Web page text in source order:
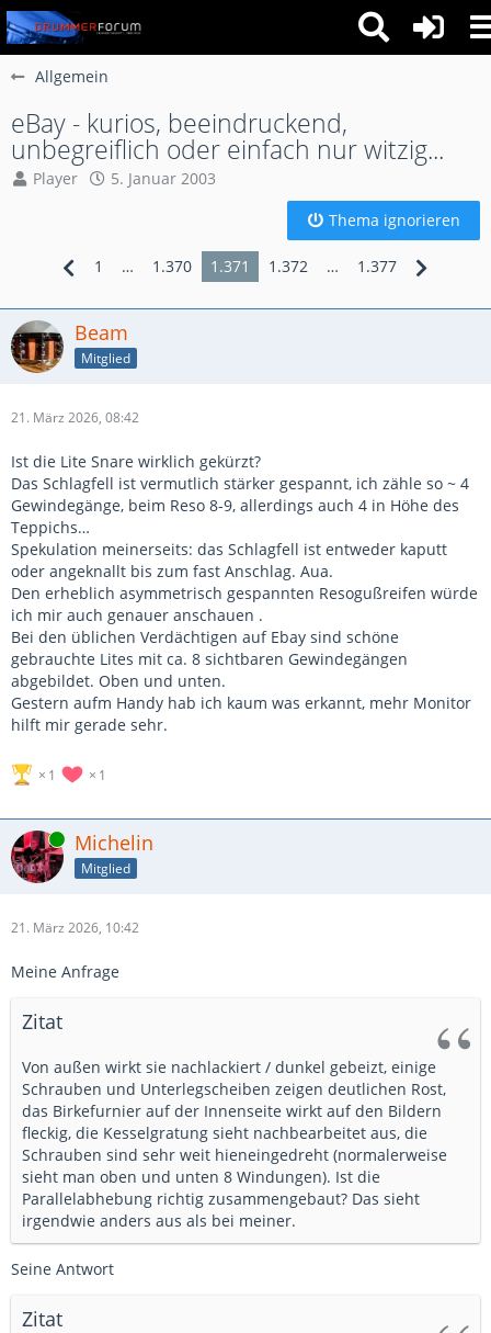
Allgemein
eBay - kurios, beeindruckend,
unbegreiflich oder einfach nur witzig...
Player
5. Januar 2003
Thema ignorieren
1 … 1.370 1.371 1.372 … 1.377
Beam
Mitglied
21. März 2026, 08:42
Ist die Lite Snare wirklich gekürzt?
Das Schlagfell ist vermutlich stärker gespannt, ich zähle so ~ 4
Gewindegänge, beim Reso 8-9, allerdings auch 4 in Höhe des
Teppichs…
Spekulation meinerseits: das Schlagfell ist entweder kaputt
oder angeknallt bis zum fast Anschlag. Aua.
Den erheblich asymmetrisch gespannten Resogußreifen würde
ich mir auch genauer anschauen .
Bei den üblichen Verdächtigen auf Ebay sind schöne
gebrauchte Lites mit ca. 8 sichtbaren Gewindegängen
abgebildet. Oben und unten.
Gestern aufm Handy hab ich kaum was erkannt, mehr Monitor
hilft mir gerade sehr.
1 1
Online Michelin
Mitglied
21. März 2026, 10:42
Meine Anfrage
Zitat
Von außen wirkt sie nachlackiert / dunkel gebeizt, einige
Schrauben und Unterlegscheiben zeigen deutlichen Rost,
das Birkefurnier auf der Innenseite wirkt auf den Bildern
fleckig, die Kesselgratung sieht nachbearbeitet aus, die
Schrauben sind sehr weit hieneingedreht (normalerweise
sieht man oben und unten 8 Windungen). Ist die
Parallelabhebung richtig zusammengebaut? Das sieht
irgendwie anders aus als bei meiner.
Seine Antwort
Zitat